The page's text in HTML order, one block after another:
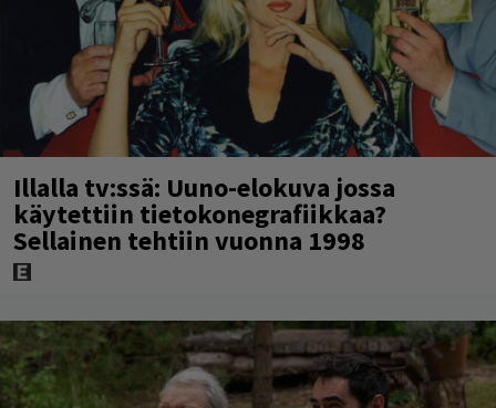
Illalla tv:ssä: Uuno-elokuva jossa
käytettiin tietokonegrafiikkaa?
Sellainen tehtiin vuonna 1998